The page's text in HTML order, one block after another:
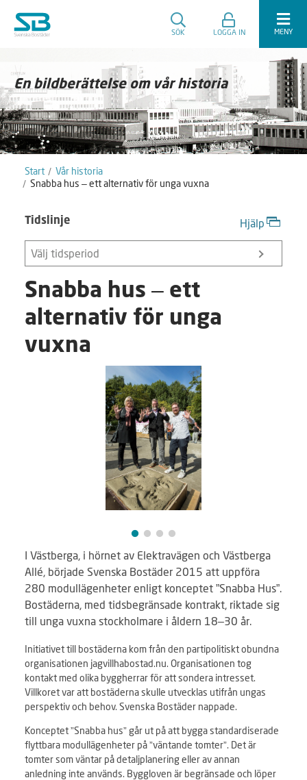
SÖK LOGGA IN MENY
En bildberättelse om vår historia
Start
Vår historia
Snabba hus – ett alternativ för unga vuxna
Hjälp
Tidslinje
Välj tidsperiod
Snabba hus – ett
alternativ för unga
vuxna
I Västberga, i hörnet av Elektravägen och Västberga
Allé, började Svenska Bostäder 2015 att uppföra
280 modullägenheter enligt konceptet ”Snabba Hus”.
Bostäderna, med tidsbegränsade kontrakt, riktade sig
till unga vuxna stockholmare i åldern 18–30 år.
Initiativet till bostäderna kom från den partipolitiskt obundna
organisationen jagvillhabostad.nu. Organisationen tog
kontakt med olika byggherrar för att sondera intresset.
Villkoret var att bostäderna skulle utvecklas utifrån ungas
perspektiv och behov. Svenska Bostäder nappade.
Konceptet ”Snabba hus” går ut på att bygga standardiserade
flyttbara modullägenheter på ”väntande tomter”. Det är
tomter som väntar på detaljplanering eller av annan
anledning inte används. Byggloven är begränsade och löper